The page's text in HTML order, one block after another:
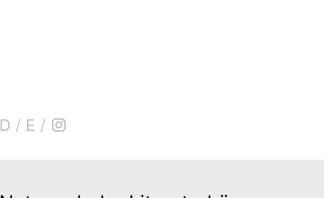
D / E /